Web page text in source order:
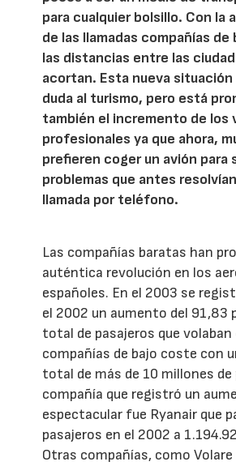
para cualquier bolsillo. Con la
de las llamadas compañías
las distancias entre las
acortan. Esta nueva
duda al turismo, pero está
también el incremento de los
profesionales ya que ahora,
prefieren coger un avión para
problemas que antes
llamada por teléfono.
Las compañías baratas han
auténtica revolución en los
españoles. En el 2003 se
el 2002 un aumento del 91,83
total de pasajeros que volaban
compañías de bajo coste con
total de más de 10 millones de
compañía que registró un
espectacular fue Ryanair que
pasajeros en el 2002 a
Otras compañías, como Volare